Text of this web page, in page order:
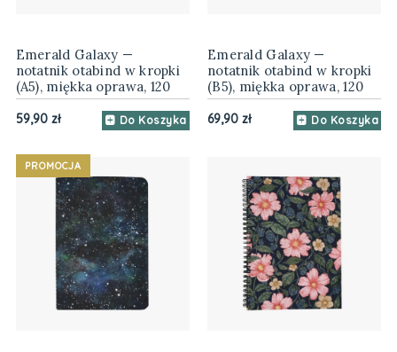
Emerald Galaxy —
notatnik otabind w kropki
(A5), miękka oprawa, 120
gsm
59,90 zł Do Koszyka
Emerald Galaxy —
notatnik otabind w kropki
(B5), miękka oprawa, 120
gsm
69,90 zł Do Koszyka
PROMOCJA